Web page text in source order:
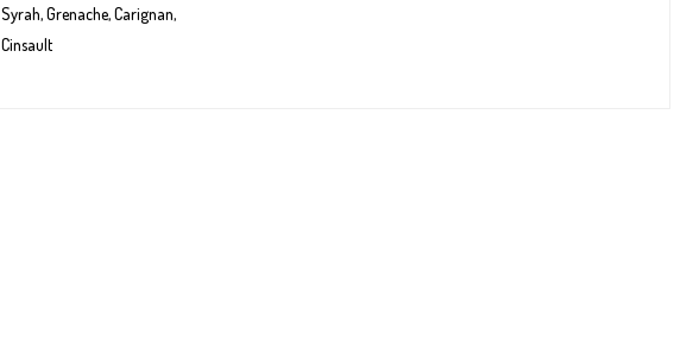
Syrah, Grenache, Carignan,
Cinsault